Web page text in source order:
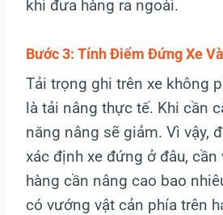
khi đưa hàng ra ngoài.
Bước 3: Tính Điểm Đứng Xe
Tải trọng ghi trên xe không
là tải nâng thực tế. Khi cần
năng nâng sẽ giảm. Vì vậy,
xác định xe đứng ở đâu, cần
hàng cần nâng cao bao
có vướng vật cản phía trên